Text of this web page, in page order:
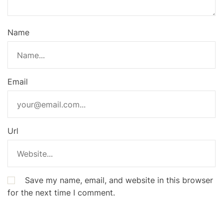
Name
Email
Url
Save my name, email, and website in this browser
for the next time I comment.